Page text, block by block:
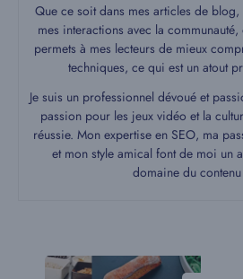
Que ce soit dans mes articles de
mes interactions avec la
permets à mes lecteurs de mieux
techniques, ce qui est un atout
Je suis un professionnel dévoué et
passion pour les jeux vidéo et la
réussie. Mon expertise en SEO, ma
et mon style amical font de moi un
domaine du